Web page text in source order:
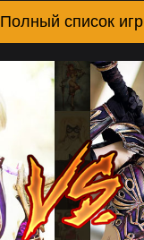
Полный список игр